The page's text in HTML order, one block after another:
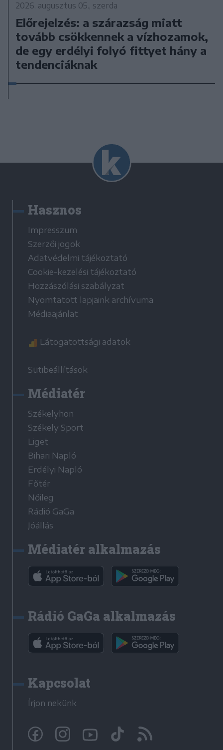
2026. augusztus 05., szerda
Előrejelzés: a szárazság miatt
tovább csökkennek a vízhozamok,
de egy erdélyi folyó fittyet hány a
tendenciáknak
Hasznos
Impresszum
Szerzői jogok
Adatvédelmi tájékoztató
Cookie-kezelési tájékoztató
Hozzászólási szabályzat
Nyomtatott lapjaink archívuma
Médiaajánlat
Látogatottsági adatok
Sütibeállítások
Médiatér
Székelyhon
Székely Sport
Liget
Bihari Napló
Erdélyi Napló
Főtér
Nőileg
Rádió GaGa
Jóállás
Médiatér alkalmazás
Rádió GaGa alkalmazás
Kapcsolat
Írjon nekünk